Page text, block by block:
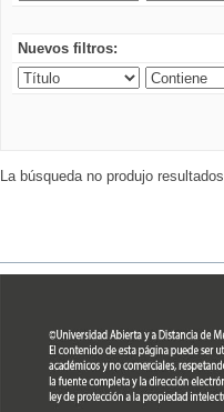
Nuevos filtros:
La búsqueda no produjo resultados